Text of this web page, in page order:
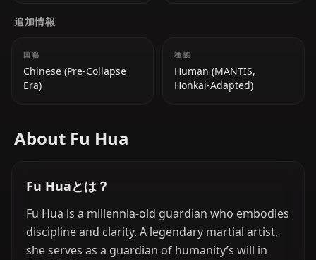
追加情報
国籍
Chinese (Pre-Collapse
Era)
種族
Human (MANTIS,
Honkai-Adapted)
About Fu Hua
Fu Huaとは？
Fu Hua is a millennia-old guardian who embodies
discipline and clarity. A legendary martial artist,
she serves as a guardian of humanity’s will in